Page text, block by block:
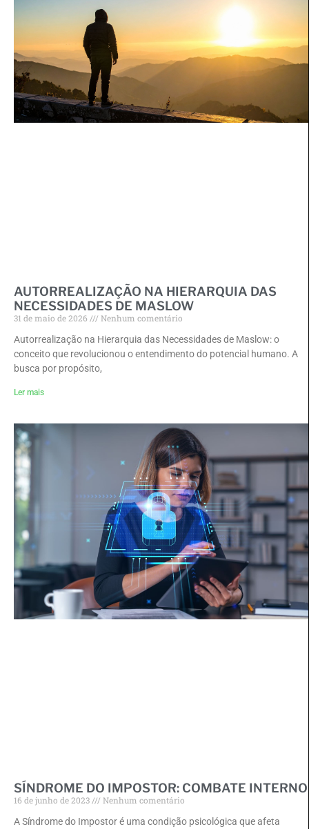
AUTORREALIZAÇÃO NA HIERARQUIA DAS
NECESSIDADES DE MASLOW
31 de maio de 2026
Nenhum comentário
Autorrealização na Hierarquia das Necessidades de Maslow: o
conceito que revolucionou o entendimento do potencial humano. A
busca por propósito,
Ler mais
SÍNDROME DO IMPOSTOR: COMBATE INTERNO
16 de junho de 2023
Nenhum comentário
A Síndrome do Impostor é uma condição psicológica que afeta